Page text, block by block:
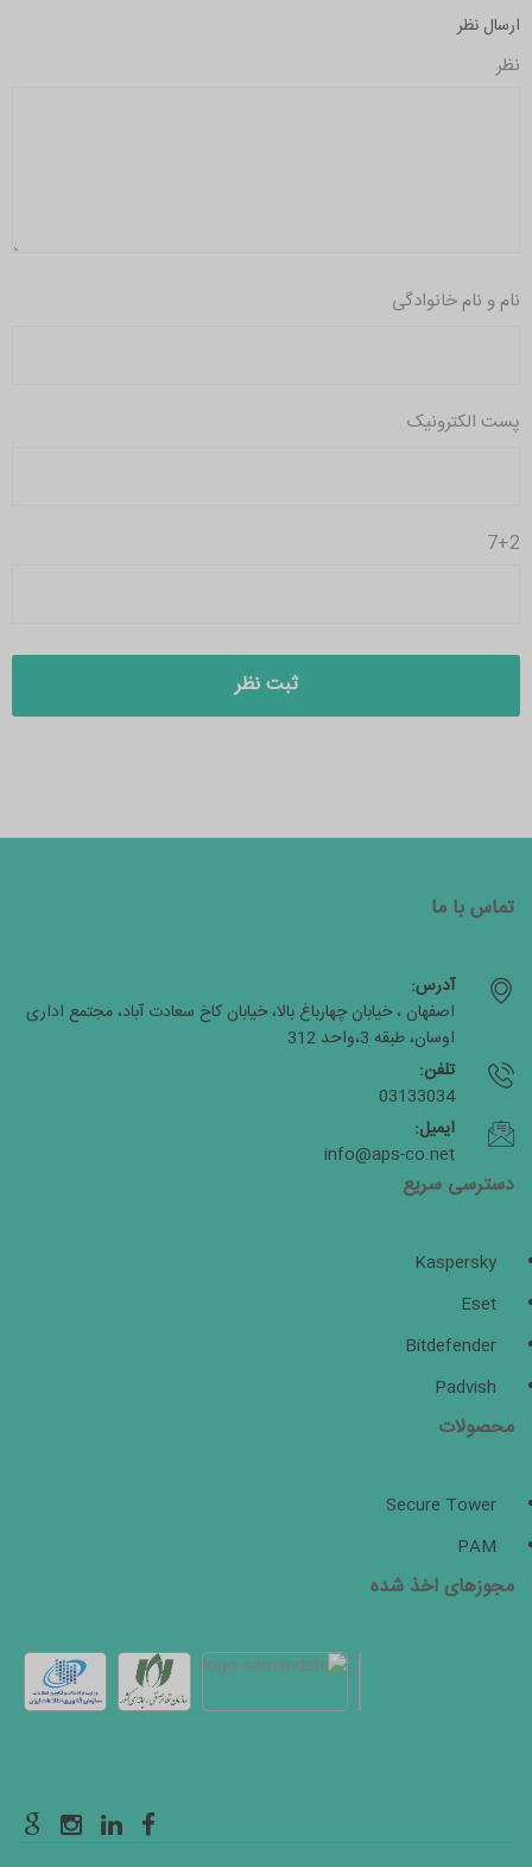
ارسال نظر
نظر
نام و نام خانوادگی
پست الکترونیک
7+2
تماس با ما
آدرس:
اصفهان ، خیابان چهارباغ بالا، خیابان کاخ سعادت آباد، مجتمع اداری
اوسان، طبقه 3،واحد 312
تلفن:
03133034
ایمیل:
info@aps-co.net
دسترسی سریع
Kaspersky
Eset
Bitdefender
Padvish
محصولات
Secure Tower
PAM
مجوزهای اخذ شده